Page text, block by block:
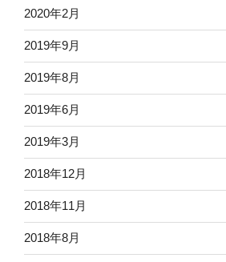
2020年2月
2019年9月
2019年8月
2019年6月
2019年3月
2018年12月
2018年11月
2018年8月